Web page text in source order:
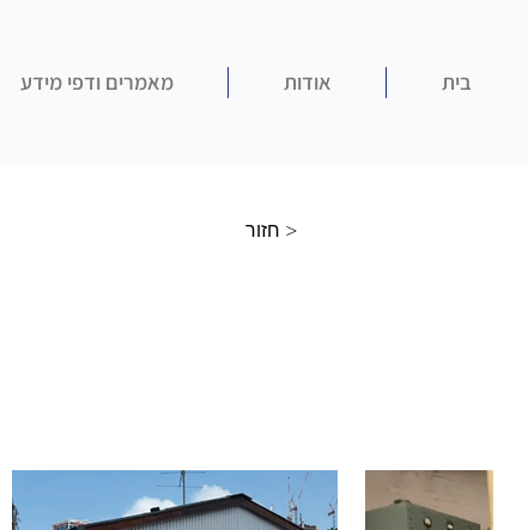
בית אודות מאמרים ודפי מידע
חזור >